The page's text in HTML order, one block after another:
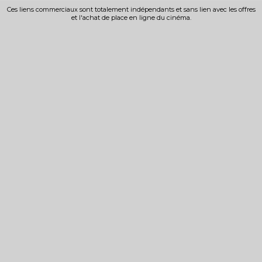
Ces liens commerciaux sont totalement indépendants et sans lien avec les offres
et l'achat de place en ligne du cinéma.